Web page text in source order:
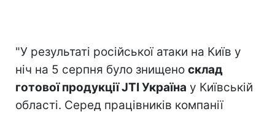
"У результаті російської атаки на Київ у
ніч на 5 серпня було знищено склад
готової продукції JTI Україна у Київській
області. Серед працівників компанії